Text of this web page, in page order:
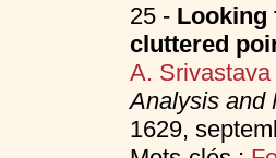
25 - Looking
cluttered
A. Srivastava
Analysis and
1629,